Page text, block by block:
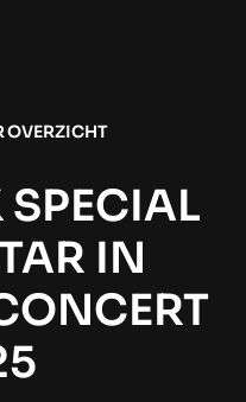
OVERZICHT
IN